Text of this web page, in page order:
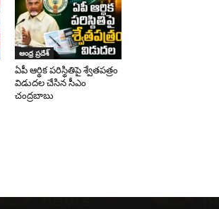
ఆంధ్ర ప్రదేశ్
ఏపీ ఆర్థిక పరిస్థితిపై శ్వేతపత్రం
విడుదల చేసిన సీఎం
చంద్రబాబు